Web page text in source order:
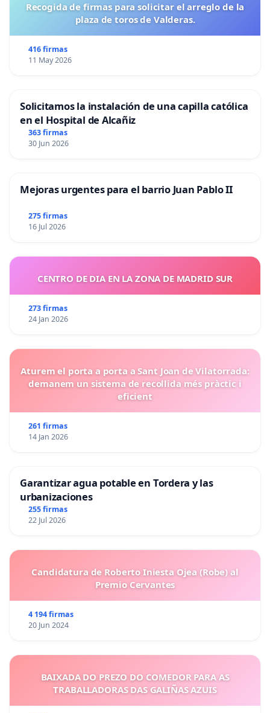
Recogida de firmas para solicitar el arreglo de la
plaza de toros de Valderas.
416 firmas
11 May 2026
Solicitamos la instalación de una capilla católica
en el Hospital de Alcañiz
363 firmas
30 Jun 2026
Mejoras urgentes para el barrio Juan Pablo II
275 firmas
16 Jul 2026
CENTRO DE DIA EN LA ZONA DE MADRID SUR
273 firmas
24 Jan 2026
Aturem el porta a porta a Sant Joan de Vilatorrada:
demanem un sistema de recollida més pràctic i
eficient
261 firmas
14 Jan 2026
Garantizar agua potable en Tordera y las
urbanizaciones
255 firmas
22 Jul 2026
Candidatura de Roberto Iniesta Ojea (Robe) al
Premio Cervantes
4 194 firmas
20 Jun 2024
BAIXADA DO PREZO DO COMEDOR PARA AS
TRABALLADORAS DAS GALIÑAS AZUIS